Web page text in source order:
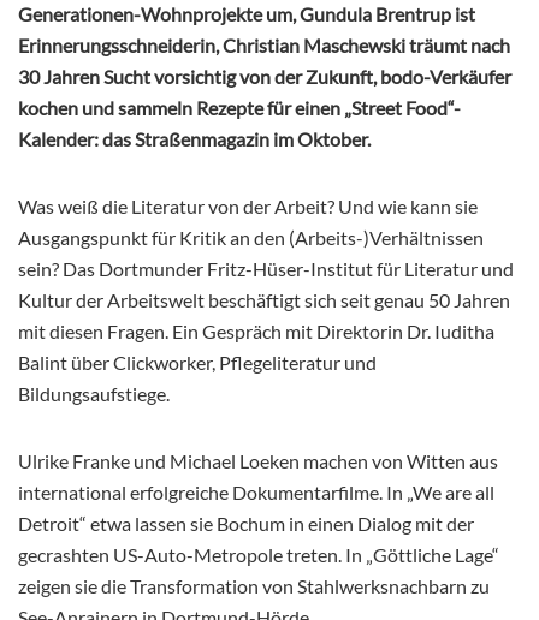
Generationen-Wohnprojekte um, Gundula Brentrup ist
Erinnerungsschneiderin, Christian Maschewski träumt nach
30 Jahren Sucht vorsichtig von der Zukunft, bodo-Verkäufer
kochen und sammeln Rezepte für einen „Street Food“-
Kalender: das Straßenmagazin im Oktober.
Was weiß die Literatur von der Arbeit? Und wie kann sie
Ausgangspunkt für Kritik an den (Arbeits-)Verhältnissen
sein? Das Dortmunder Fritz-Hüser-Institut für Literatur und
Kultur der Arbeitswelt beschäftigt sich seit genau 50 Jahren
mit diesen Fragen. Ein Gespräch mit Direktorin Dr. Iuditha
Balint über Clickworker, Pflegeliteratur und
Bildungsaufstiege.
Ulrike Franke und Michael Loeken machen von Witten aus
international erfolgreiche Dokumentarfilme. In „We are all
Detroit“ etwa lassen sie Bochum in einen Dialog mit der
gecrashten US-Auto-Metropole treten. In „Göttliche Lage“
zeigen sie die Transformation von Stahlwerksnachbarn zu